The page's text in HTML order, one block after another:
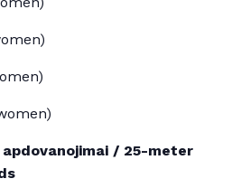
/ 25-meter